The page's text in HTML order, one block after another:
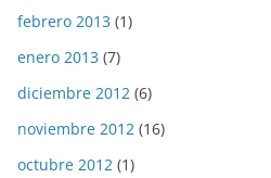
febrero 2013 (1)
enero 2013 (7)
diciembre 2012 (6)
noviembre 2012 (16)
octubre 2012 (1)